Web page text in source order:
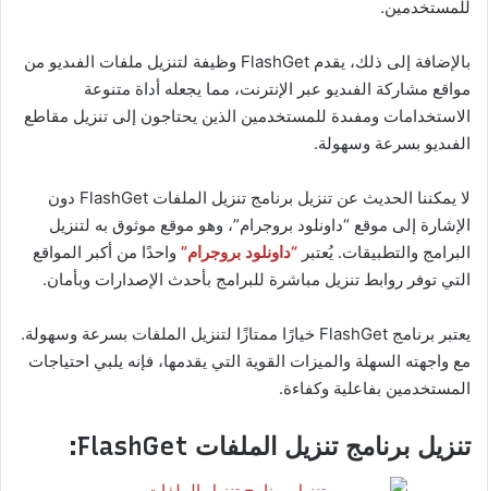
للمستخدمين.
بالإضافة إلى ذلك، يقدم FlashGet وظيفة لتنزيل ملفات الفىديو من
مواقع مشاركة الفىديو عبر الإنترنت، مما يجعله أداة متنوعة
الاستخدامات ومفىدة للمستخدمين الذين يحتاجون إلى تنزيل مقاطع
الفىديو بسرعة وسهولة.
لا يمكننا الحديث عن تنزيل برنامج تنزيل الملفات FlashGet دون
الإشارة إلى موقع “داونلود بروجرام”، وهو موقع موثوق به لتنزيل
البرامج والتطبيقات. يُعتبر “داونلود بروجرام” واحدًا من أكبر المواقع
التي توفر روابط تنزيل مباشرة للبرامج بأحدث الإصدارات وبأمان.
يعتبر برنامج FlashGet خيارًا ممتازًا لتنزيل الملفات بسرعة وسهولة.
مع واجهته السهلة والميزات القوية التي يقدمها، فإنه يلبي احتياجات
المستخدمين بفاعلية وكفاءة.
تنزيل برنامج تنزيل الملفات FlashGet: